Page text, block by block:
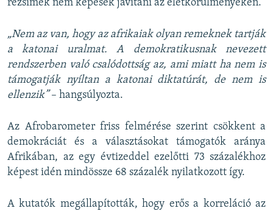
rezsimek nem képesek javítani az életkörülményeken.
„Nem az van, hogy az afrikaiak olyan remeknek tartják
a katonai uralmat. A demokratikusnak nevezett
rendszerben való csalódottság az, ami miatt ha nem is
támogatják nyíltan a katonai diktatúrát, de nem is
ellenzik”– hangsúlyozta.
Az Afrobarometer friss felmérése szerint csökkent a
demokráciát és a választásokat támogatók aránya
Afrikában, az egy évtizeddel ezelőtti 73 százalékhoz
képest idén mindössze 68 százalék nyilatkozott így.
A kutatók megállapították, hogy erős a korreláció az